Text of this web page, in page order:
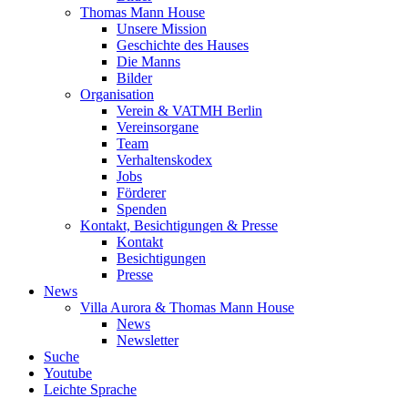
Thomas Mann House
Unsere Mission
Geschichte des Hauses
Die Manns
Bilder
Organisation
Verein & VATMH Berlin
Vereinsorgane
Team
Verhaltenskodex
Jobs
Förderer
Spenden
Kontakt, Besichtigungen & Presse
Kontakt
Besichtigungen
Presse
News
Villa Aurora & Thomas Mann House
News
Newsletter
Suche
Youtube
Leichte Sprache